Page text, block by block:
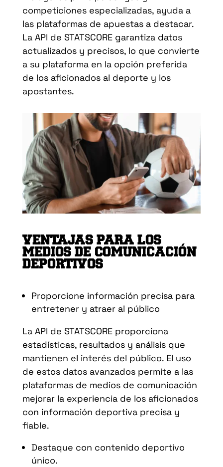
competiciones especializadas, ayuda a
las plataformas de apuestas a destacar.
La API de STATSCORE garantiza datos
actualizados y precisos, lo que convierte
a su plataforma en la opción preferida
de los aficionados al deporte y los
apostantes.
VENTAJAS PARA LOS
MEDIOS DE COMUNICACIÓN
DEPORTIVOS
Proporcione información precisa para
entretener y atraer al público
La API de STATSCORE proporciona
estadísticas, resultados y análisis que
mantienen el interés del público. El uso
de estos datos avanzados permite a las
plataformas de medios de comunicación
mejorar la experiencia de los aficionados
con información deportiva precisa y
fiable.
Destaque con contenido deportivo
único.